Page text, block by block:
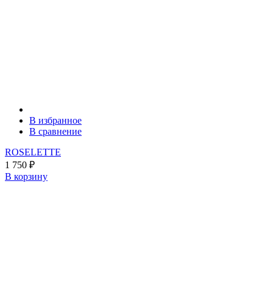
В избранное
В сравнение
ROSELETTE
1 750 ₽
В корзину